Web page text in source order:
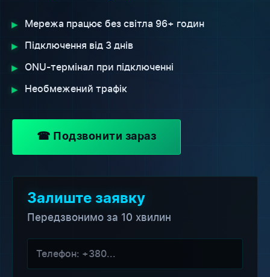
▸ Мережа працює без світла 96+ годин
▸ Підключення від 3 днів
▸ ONU-термінал при підключенні
▸ Необмежений трафік
☎ Подзвонити зараз
Залиште заявку
Передзвонимо за 10 хвилин